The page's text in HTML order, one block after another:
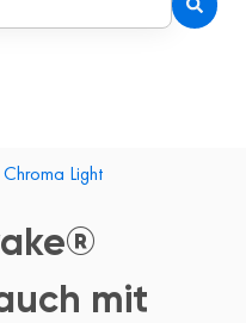
Chroma Light
mit